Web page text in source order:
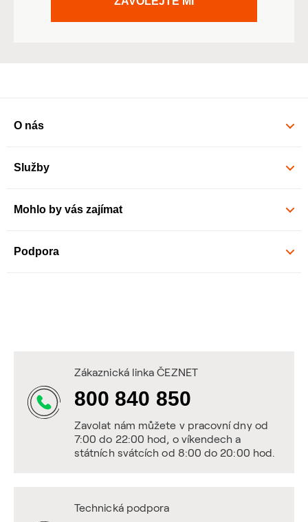
O nás
Služby
Mohlo by vás zajímat
Podpora
Zákaznická linka ČEZNET
800 840 850
Zavolat nám můžete v pracovní dny od
7:00 do 22:00 hod, o víkendech a
státních svátcích od 8:00 do 20:00 hod.
Technická podpora